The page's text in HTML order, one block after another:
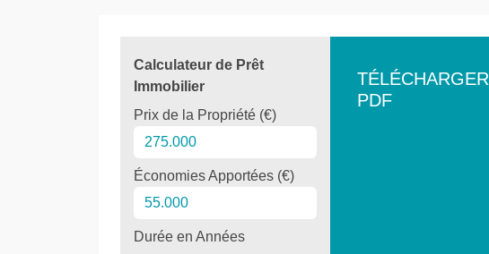
Calculateur de Prêt
Immobilier
Prix de la Propriété (€)
Économies Apportées (€)
Durée en Années
TÉLÉCHARGER
PDF